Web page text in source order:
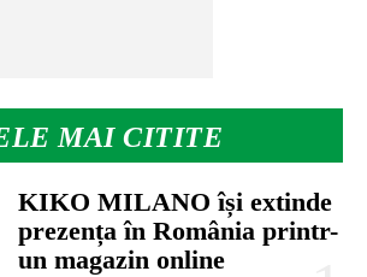
MAI CITITE
KIKO MILANO își extinde
prezența în România printr-
un magazin online